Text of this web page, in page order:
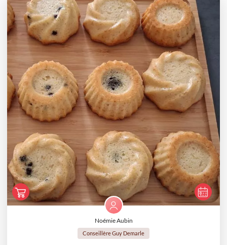
Noémie Aubin
Conseillère Guy Demarle